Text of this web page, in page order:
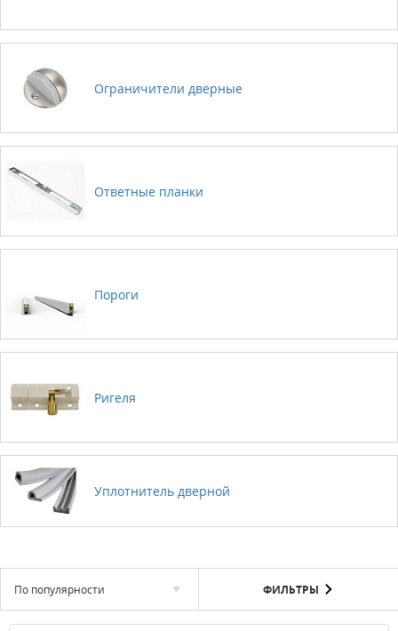
Ограничители дверные
Ответные планки
Пороги
Ригеля
Уплотнитель дверной
По популярности ФИЛЬТРЫ